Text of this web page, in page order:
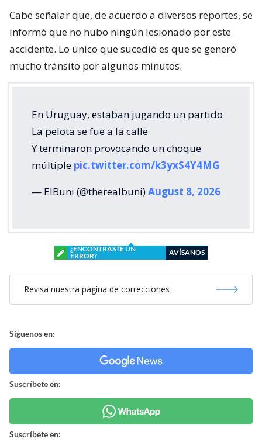
Cabe señalar que, de acuerdo a diversos reportes, se
informó que no hubo ningún lesionado por este
accidente. Lo único que sucedió es que se generó
mucho tránsito por algunos minutos.
En Uruguay, estaban jugando un partido
La pelota se fue a la calle
Y terminaron provocando un choque
múltiple pic.twitter.com/k3yxS4Y4MG
— ElBuni (@therealbuni)August 8, 2026
¿ENCONTRASTE UN
ERROR?
AVÍSANOS
Revisa nuestra página de correcciones
Síguenos en:
Suscríbete en:
Suscríbete en: